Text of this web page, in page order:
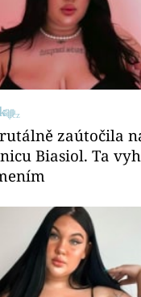
zaútočila
Biasiol. Ta